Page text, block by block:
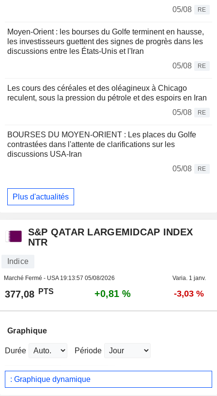
05/08
RE
Moyen-Orient : les bourses du Golfe terminent en hausse,
les investisseurs guettent des signes de progrès dans les
discussions entre les États-Unis et l'Iran
05/08
RE
Les cours des céréales et des oléagineux à Chicago
reculent, sous la pression du pétrole et des espoirs en Iran
05/08
RE
BOURSES DU MOYEN-ORIENT : Les places du Golfe
contrastées dans l'attente de clarifications sur les
discussions USA-Iran
05/08
RE
Plus d'actualités
S&P QATAR LARGEMIDCAP INDEX
NTR
Indice
Marché Fermé - USA 19:13:57 05/08/2026 Varia. 1 janv.
377,08 PTS +0,81 % -3,03 %
Graphique
Durée Période
: Graphique dynamique